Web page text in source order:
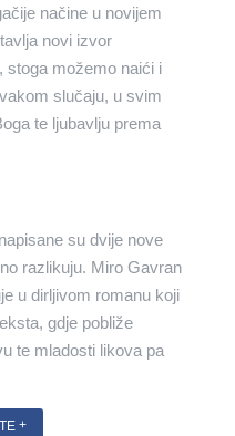
načine u novijem
novi izvor
stoga možemo naići i
slučaju, u svim
te ljubavlju prema
su dvije nove
razlikuju. Miro Gavran
u dirljivom romanu koji
gdje pobliže
te mladosti likova pa